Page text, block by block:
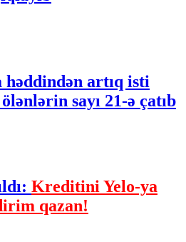
artıq isti
sayı 21-ə çatıb
Kreditini Yelo-ya
qazan!